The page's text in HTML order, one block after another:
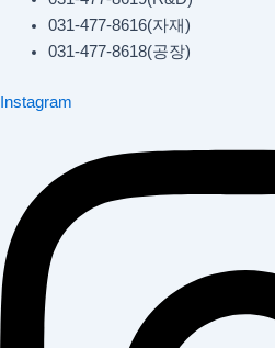
031-477-8616(자재)​
031-477-8618(공장)​
Instagram